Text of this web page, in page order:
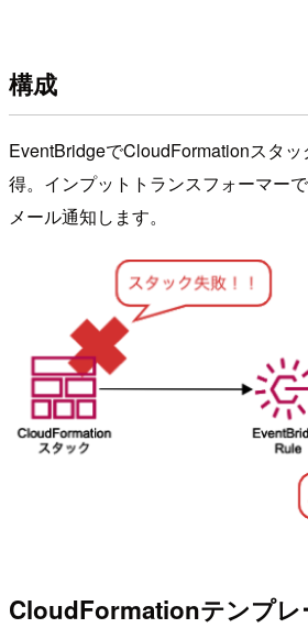
構成
EventBridgeでCloudFormationスタ
得。インプットトランスフォーマー
メール通知します。
CloudFormationテンプレ